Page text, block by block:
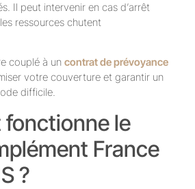
Il peut intervenir en cas d’arrêt
ressources chutent
couplé à un contrat de prévoyance
votre couverture et garantir un
difficile.
le
France
?